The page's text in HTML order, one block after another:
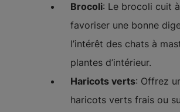
Brocoli: Le brocoli cuit
favoriser une bonne
l’intérêt des chats à
plantes d’intérieur.
Haricots verts: Offrez
haricots verts frais ou